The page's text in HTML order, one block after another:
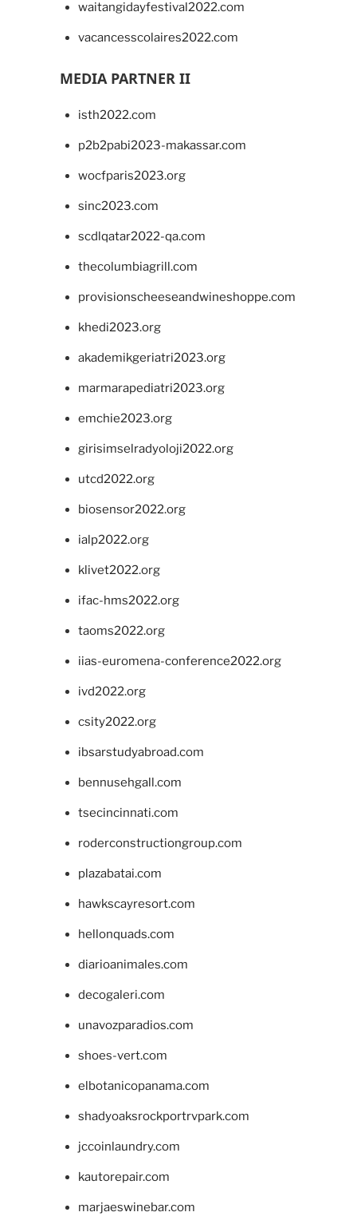
waitangidayfestival2022.com
vacancesscolaires2022.com
MEDIA PARTNER II
isth2022.com
p2b2pabi2023-makassar.com
wocfparis2023.org
sinc2023.com
scdlqatar2022-qa.com
thecolumbiagrill.com
provisionscheeseandwineshoppe.com
khedi2023.org
akademikgeriatri2023.org
marmarapediatri2023.org
emchie2023.org
girisimselradyoloji2022.org
utcd2022.org
biosensor2022.org
ialp2022.org
klivet2022.org
ifac-hms2022.org
taoms2022.org
iias-euromena-conference2022.org
ivd2022.org
csity2022.org
ibsarstudyabroad.com
bennusehgall.com
tsecincinnati.com
roderconstructiongroup.com
plazabatai.com
hawkscayresort.com
hellonquads.com
diarioanimales.com
decogaleri.com
unavozparadios.com
shoes-vert.com
elbotanicopanama.com
shadyoaksrockportrvpark.com
jccoinlaundry.com
kautorepair.com
marjaeswinebar.com